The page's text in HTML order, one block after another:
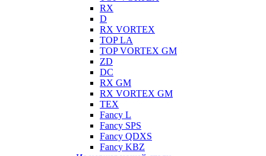
RX
D
RX VORTEX
TOP LA
TOP VORTEX GM
ZD
DC
RX GM
RX VORTEX GM
TEX
Fancy L
Fancy SPS
Fancy QDXS
Fancy KBZ